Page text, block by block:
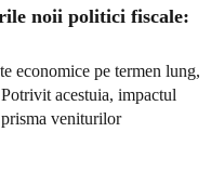
noii politici fiscale:
economice pe termen lung,
acestuia, impactul
veniturilor